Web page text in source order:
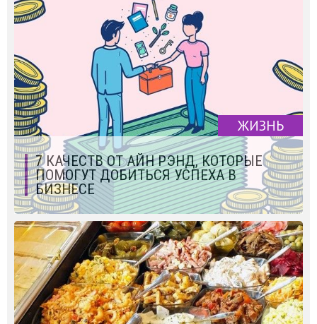
ЖИЗНЬ
7 КАЧЕСТВ ОТ АЙН РЭНД, КОТОРЫЕ
ПОМОГУТ ДОБИТЬСЯ УСПЕХА В
БИЗНЕСЕ